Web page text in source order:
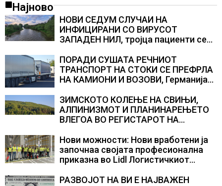
Најново
НОВИ СЕДУМ СЛУЧАИ НА
ИНФИЦИРАНИ СО ВИРУСОТ
ЗАПАДЕН НИЛ, тројца пациенти се
ПОРАДИ СУШАТА РЕЧНИОТ
ТРАНСПОРТ НА СТОКИ СЕ ПРЕФРЛА
НА КАМИОНИ И ВОЗОВИ, Германија
камионџиите да возат и во недела
ЗИМСКОТО КОЛЕЊЕ НА СВИЊИ,
АЛПИНИЗМОТ И ПЛАНИНАРЕЊЕТО
ВЛЕГОА ВО РЕГИСТАРОТ НА
СЛОВЕНИЈА
Нови можности: Нови вработени ја
започнаа својата професионална
приказна во Lidl Логистичкиот
РАЗВОЈОТ НА ВИ Е НАЈВАЖЕН